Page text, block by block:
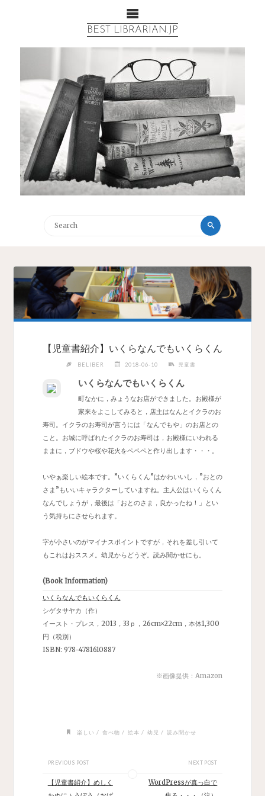
BEST LIBRARIAN.JP
【児童書紹介】いくらなんでもいくらくん
BELIBER 2018-06-10 児童書
いくらなんでもいくらくん
町なかに，みょうなお店ができました。お殿様が
家来をよこしてみると，店主はなんとイクラのお
寿司。イクラのお寿司が言うには「なんでもや」のお店との
こと。お城に呼ばれたイクラのお寿司は，お殿様にいわれる
ままに，ブドウや桜や花火をペペペと作り出します・・・。
いやぁ楽しい絵本です。”いくらくん”はかわいいし，”おとの
さま”もいいキャラクターしていますね。主人公はいくらくん
なんでしょうが，最後は「おとのさま，良かったね！」とい
う気持ちにさせられます。
字が小さいのがマイナスポイントですが，それを差し引いて
もこれはおススメ。幼児からどうぞ。読み聞かせにも。
(Book Information)
いくらなんでもいくらくん
シゲタサヤカ（作）
イースト・プレス，2013，33ｐ，26cm×22cm，本体1,300
円（税別）
ISBN: 978-4781610887
※画像提供：Amazon
楽しい / 食べ物 / 絵本 / 幼児 / 読み聞かせ
PREVIOUS POST
【児童書紹介】めしく
NEXT POST
WordPressが真っ白で